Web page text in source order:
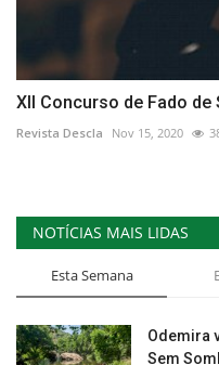
XII Concurso de Fado
Revista Descla Nov 15, 2020
NOTÍCIAS MAIS LIDAS
Esta Semana
Odemira
Sem